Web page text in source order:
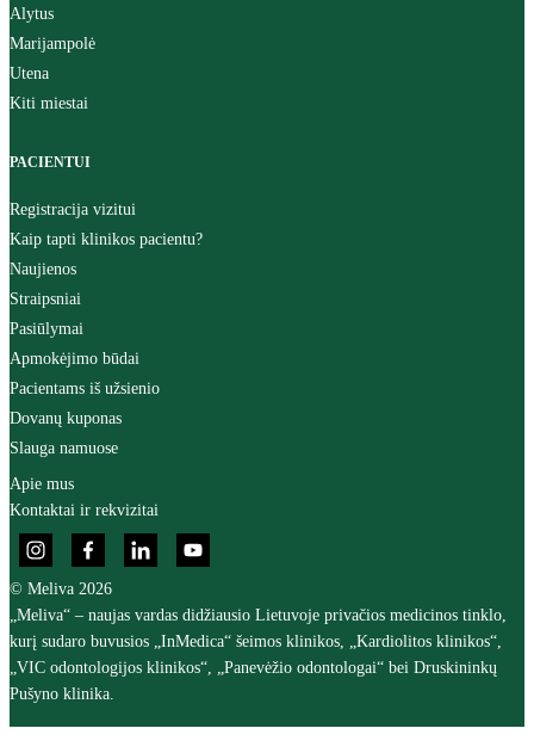
Alytus
Marijampolė
Utena
Kiti miestai
PACIENTUI
Registracija vizitui
Kaip tapti klinikos pacientu?
Naujienos
Straipsniai
Pasiūlymai
Apmokėjimo būdai
Pacientams iš užsienio
Dovanų kuponas
Slauga namuose
Apie mus
Kontaktai ir rekvizitai
© Meliva 2026
„Meliva“ – naujas vardas didžiausio Lietuvoje privačios medicinos tinklo,
kurį sudaro buvusios „InMedica“ šeimos klinikos, „Kardiolitos klinikos“,
„VIC odontologijos klinikos“, „Panevėžio odontologai“ bei Druskininkų
Pušyno klinika.